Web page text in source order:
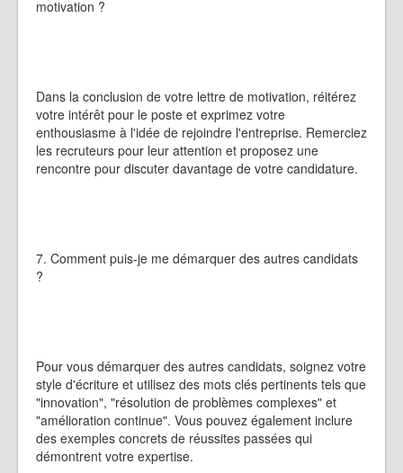
motivation ?
Dans la conclusion de votre lettre de motivation, réitérez
votre intérêt pour le poste et exprimez votre
enthousiasme à l'idée de rejoindre l'entreprise. Remerciez
les recruteurs pour leur attention et proposez une
rencontre pour discuter davantage de votre candidature.
7. Comment puis-je me démarquer des autres candidats
?
Pour vous démarquer des autres candidats, soignez votre
style d'écriture et utilisez des mots clés pertinents tels que
"innovation", "résolution de problèmes complexes" et
"amélioration continue". Vous pouvez également inclure
des exemples concrets de réussites passées qui
démontrent votre expertise.